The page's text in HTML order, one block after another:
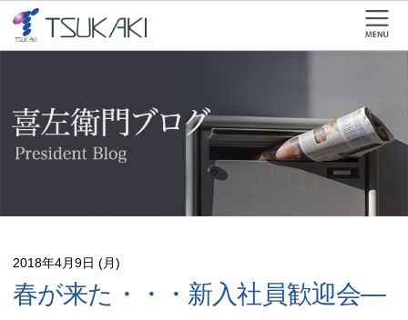
2018年4月9日 (月)
春が来た・・・新入社員歓迎会―